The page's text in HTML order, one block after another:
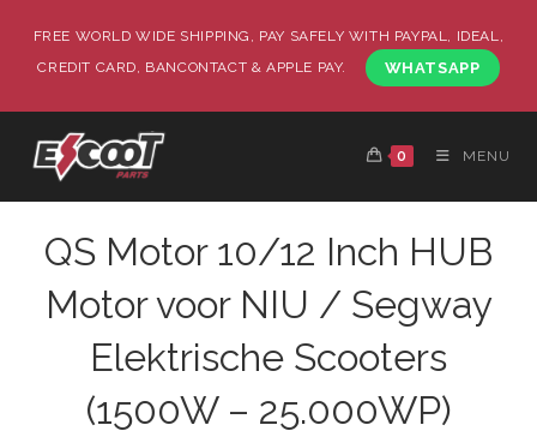
FREE WORLD WIDE SHIPPING, PAY SAFELY WITH PAYPAL, IDEAL,
CREDIT CARD, BANCONTACT & APPLE PAY.
WHATSAPP
0 MENU
QS Motor 10/12 Inch HUB
Motor voor NIU / Segway
Elektrische Scooters
(1500W – 25.000WP)